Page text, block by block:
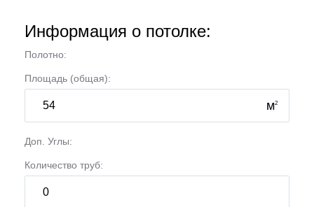
Информация о потолке:
Полотно:
Площадь (общая):
м2
Доп. Углы:
Количество труб: